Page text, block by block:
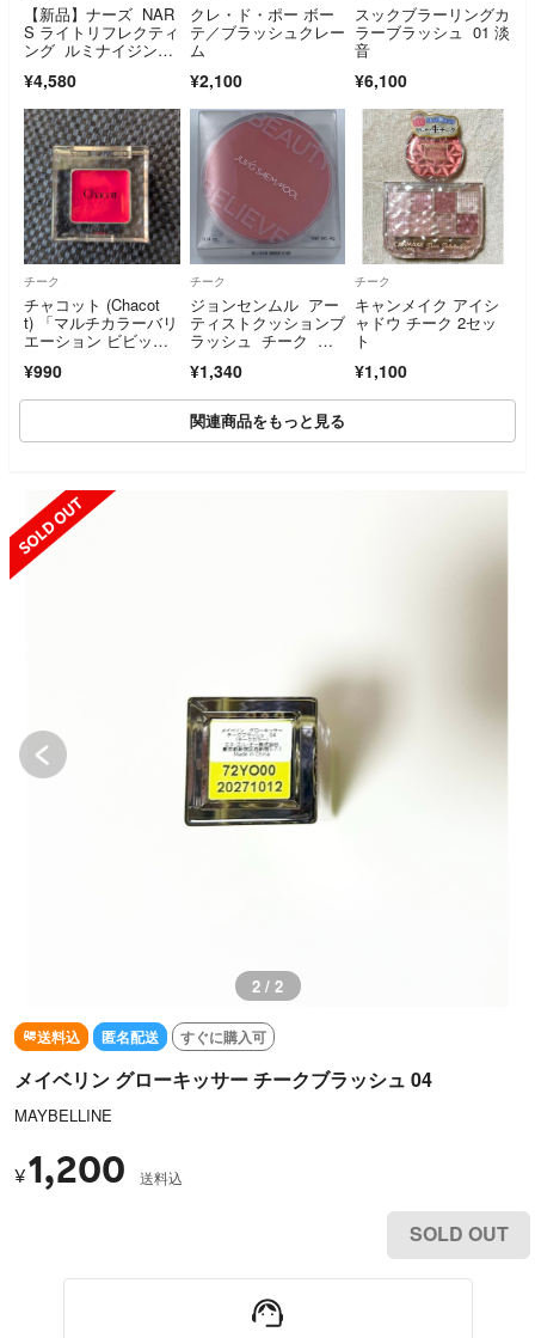
【新品】ナーズ NAR
S ライトリフレクティ
ング ルミナイジング
ROS
¥4,580
クレ・ド・ポー ボー
テ／ブラッシュクレー
ム
¥2,100
スックブラーリングカ
ラーブラッシュ 01 淡
音
¥6,100
チーク
チャコット (Chacot
t) 「マルチカラーバリ
エーション ビビッ
ップ
¥990
チーク
ジョンセンムル アー
ティストクッションブ
ラッシュ チーク レ
¥1,340
チーク
キャンメイク アイシ
ャドウ チーク 2セッ
ト
¥1,100
関連商品をもっと見る
2 / 2
送料込 匿名配送 すぐに購入可
メイベリン グローキッサー チークブラッシュ 04
MAYBELLINE
¥1,200 送料込
SOLD OUT